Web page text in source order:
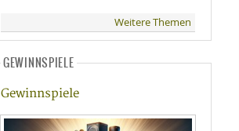
Weitere Themen
GEWINNSPIELE
Gewinnspiele